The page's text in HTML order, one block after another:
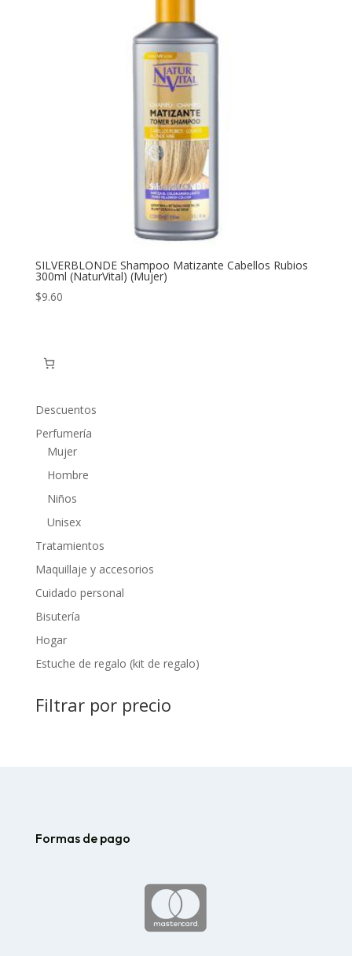
SILVERBLONDE Shampoo Matizante Cabellos Rubios
300ml (NaturVital) (Mujer)
$9.60
Descuentos
Perfumería
Mujer
Hombre
Niños
Unisex
Tratamientos
Maquillaje y accesorios
Cuidado personal
Bisutería
Hogar
Estuche de regalo (kit de regalo)
Filtrar por precio
Formas de pago
